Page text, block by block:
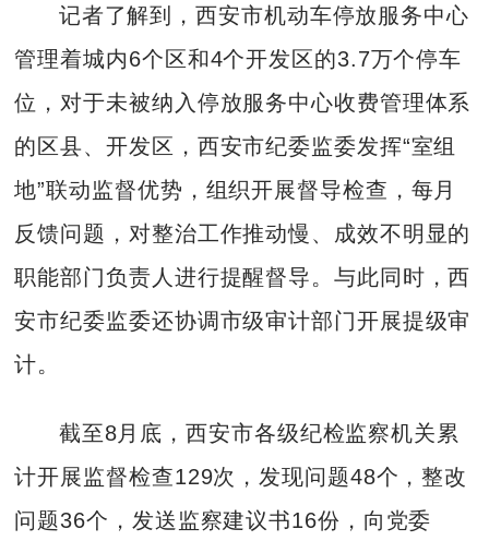
记者了解到，西安市机动车停放服务中心
管理着城内6个区和4个开发区的3.7万个停车
位，对于未被纳入停放服务中心收费管理体系
的区县、开发区，西安市纪委监委发挥“室组
地”联动监督优势，组织开展督导检查，每月
反馈问题，对整治工作推动慢、成效不明显的
职能部门负责人进行提醒督导。与此同时，西
安市纪委监委还协调市级审计部门开展提级审
计。
截至8月底，西安市各级纪检监察机关累
计开展监督检查129次，发现问题48个，整改
问题36个，发送监察建议书16份，向党委